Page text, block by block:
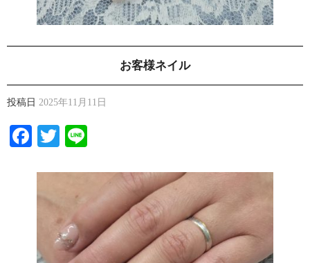
お客様ネイル
投稿日 2025年11月11日
Facebook
Twitter